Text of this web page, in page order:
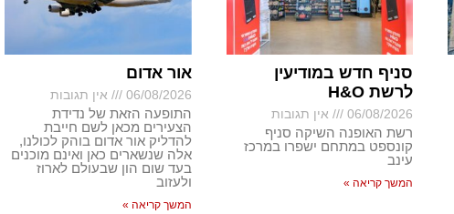
סניף חדש במודיעין
לרשת H&O
06/08/2026 אין תגובות
רשת האופנה השיקה סניף
קונספט במתחם ישפרו במרכז
עינב
המשך קריאה »
אור אדום
06/08/2026 אין תגובות
התופעה הזאת של נדידת
הצעירים מכאן לשם חייבת
להדליק אור אדום בוהק לכולנו,
אלה שנשארים כאן ואינם מוכנים
בעד שום הון שבעולם לארוז
ולעזוב
המשך קריאה »